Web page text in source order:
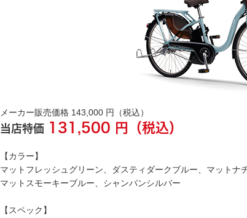
メーカー販売価格 143,000 円（税込）
当店特価 131,500 円（税込）
【カラー】
マットフレッシュグリーン、ダスティダークブルー、マットナ
マットスモーキーブルー、シャンパンシルバー
【スペック】